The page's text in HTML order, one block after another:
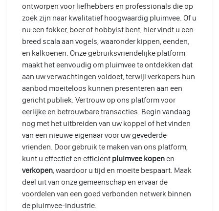
ontworpen voor liefhebbers en professionals die op
zoek zijn naar kwalitatief hoogwaardig pluimvee. Of u
nu een fokker, boer of hobbyist bent, hier vindt u een
breed scala aan vogels, waaronder kippen, eenden,
en kalkoenen. Onze gebruiksvriendelijke platform
maakt het eenvoudig om pluimvee te ontdekken dat
aan uw verwachtingen voldoet, terwijl verkopers hun
aanbod moeiteloos kunnen presenteren aan een
gericht publiek. Vertrouw op ons platform voor
eerlijke en betrouwbare transacties. Begin vandaag
nog met het uitbreiden van uw koppel of het vinden
van een nieuwe eigenaar voor uw gevederde
vrienden. Door gebruik te maken van ons platform,
kunt u effectief en efficiënt pluimvee kopen en
verkopen, waardoor u tijd en moeite bespaart. Maak
deel uit van onze gemeenschap en ervaar de
voordelen van een goed verbonden netwerk binnen
de pluimvee-industrie.